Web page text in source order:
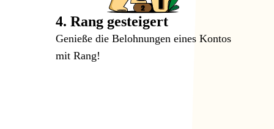
4. Rang gesteigert
Genieße die Belohnungen eines Kontos
mit Rang!